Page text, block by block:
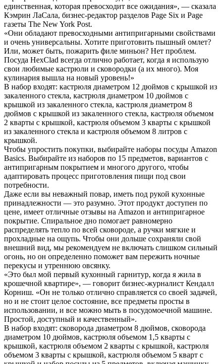
единственная, которая превосходит все ожидания», — сказала
Кэмрин ЛаСала, бизнес-редактор разделов Page Six и Page
газеты The New York Post.
«Они обладают превосходными антипригарными свойствами
и очень универсальны. Хотите приготовить пышный омлет?
Или, может быть, пожарить филе миньон? Нет проблем.
Посуда HexClad всегда отлично работает, когда я использую
свои любимые кастрюли и сковородки (а их много). Моя
кулинария вышла на новый уровень!»
В набор входят: кастрюля диаметром 12 дюймов с крышкой из
закаленного стекла, кастрюля диаметром 10 дюймов с
крышкой из закаленного стекла, кастрюля диаметром 8
дюймов с крышкой из закаленного стекла, кастрюля объемом
2 кварты с крышкой, кастрюля объемом 3 кварты с крышкой
из закаленного стекла и кастрюля объемом 8 литров с
крышкой.
Чтобы упростить покупки, выбирайте наборы посуды Amazon
Basics. Выбирайте из наборов по 15 предметов, вариантов с
антипригарным покрытием и многого другого, чтобы
адаптировать процесс приготовления пищи под свои
потребности.
Даже если вы неважный повар, иметь под рукой кухонные
принадлежности — это разумно. Этот продукт доступен по
цене, имеет отличные отзывы на Amazon и антипригарное
покрытие. Спиральное дно помогает равномерно
распределять тепло по всей сковороде, а ручки мягкие и
прохладные на ощупь. Чтобы они дольше сохраняли свой
внешний вид, мы рекомендуем не включать слишком сильный
огонь, но он определенно поможет вам пережить ночные
перекусы и утреннюю овсянку.
«Это был мой первый кухонный гарнитур, когда я жила в
крошечной квартире», — говорит бизнес-журналист Кендалл
Корниш. «Он не только отлично справляется со своей задачей,
но и не стоит целое состояние, все предметы просты в
использовании, и все можно мыть в посудомоечной машине.
Простой, доступный и качественный».
В набор входят: сковорода диаметром 8 дюймов, сковорода
диаметром 10 дюймов, кастрюля объемом 1,5 кварты с
крышкой, кастрюля объемом 2 кварты с крышкой, кастрюля
объемом 3 кварты с крышкой, кастрюля объемом 5 кварт с